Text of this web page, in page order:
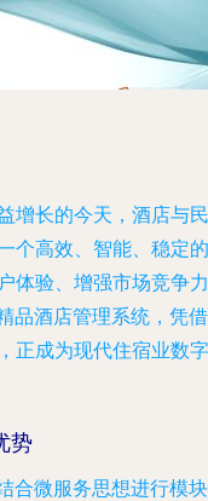
增长的今天，酒店与民
个高效、智能、稳定的
体验、增强市场竞争力
品酒店管理系统，凭借
正成为现代住宿业数字
势
合微服务思想进行模块